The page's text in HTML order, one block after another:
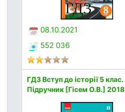
08.10.2021
552 036
ГДЗ Вступ до історії 5 клас.
Підручник [Гісем О.В.] 2018